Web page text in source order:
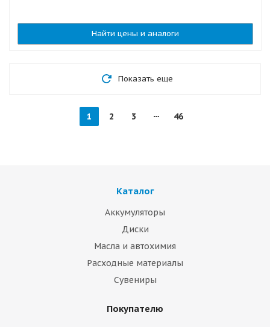
Найти цены и аналоги
Показать еще
1 2 3 46
Каталог
Аккумуляторы
Диски
Масла и автохимия
Расходные материалы
Сувениры
Покупателю